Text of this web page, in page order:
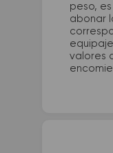
peso,
abonar
valores